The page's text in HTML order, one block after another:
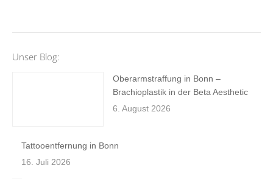
Unser Blog:
Oberarmstraffung in Bonn –
Brachioplastik in der Beta Aesthetic
6. August 2026
Tattooentfernung in Bonn
16. Juli 2026